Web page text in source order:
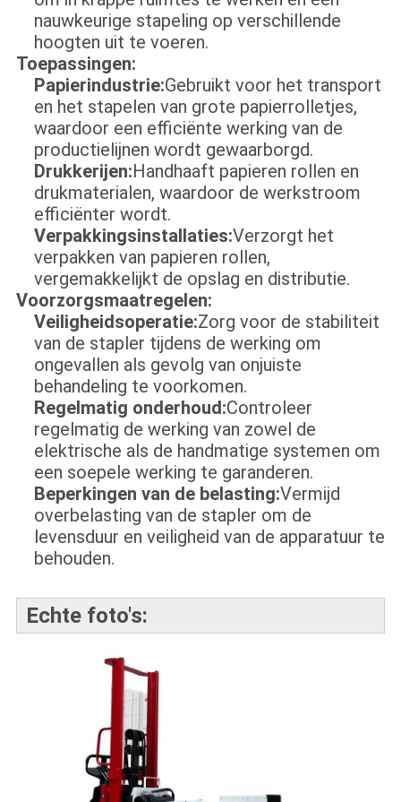
nauwkeurige stapeling op verschillende
hoogten uit te voeren.
Toepassingen:
Papierindustrie:Gebruikt voor het transport
en het stapelen van grote papierrolletjes,
waardoor een efficiënte werking van de
productielijnen wordt gewaarborgd.
Drukkerijen:Handhaaft papieren rollen en
drukmaterialen, waardoor de werkstroom
efficiënter wordt.
Verpakkingsinstallaties:Verzorgt het
verpakken van papieren rollen,
vergemakkelijkt de opslag en distributie.
Voorzorgsmaatregelen:
Veiligheidsoperatie:Zorg voor de stabiliteit
van de stapler tijdens de werking om
ongevallen als gevolg van onjuiste
behandeling te voorkomen.
Regelmatig onderhoud:Controleer
regelmatig de werking van zowel de
elektrische als de handmatige systemen om
een soepele werking te garanderen.
Beperkingen van de belasting:Vermijd
overbelasting van de stapler om de
levensduur en veiligheid van de apparatuur te
behouden.
Echte foto's: